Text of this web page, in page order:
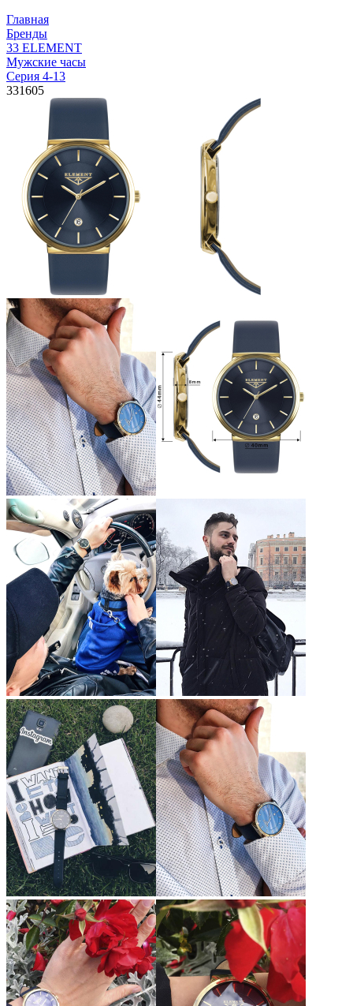
Главная
Бренды
33 ELEMENT
Мужские часы
Серия 4-13
331605